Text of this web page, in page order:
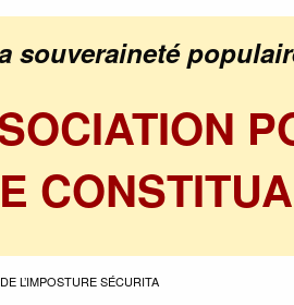
souveraineté
L’IMPOSTURE SÉCURITA